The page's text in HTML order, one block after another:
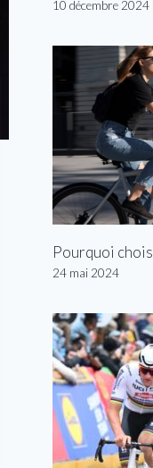
10 décembre 2024
Pourquoi
24 mai 2024